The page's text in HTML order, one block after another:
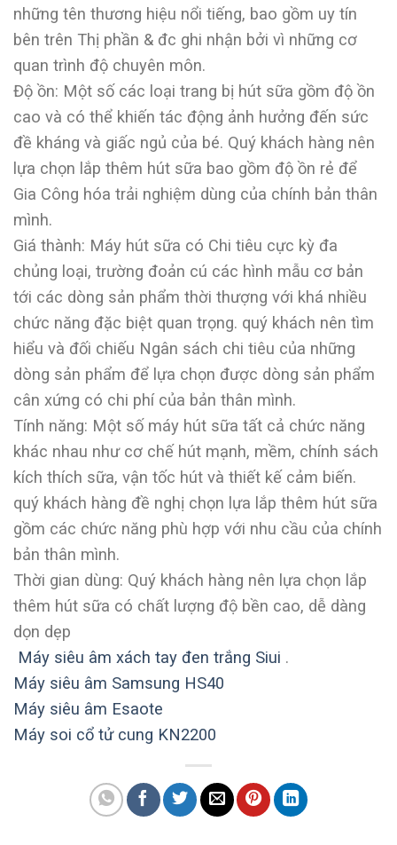
những tên thương hiệu nổi tiếng, bao gồm uy tín
bên trên Thị phần & đc ghi nhận bởi vì những cơ
quan trình độ chuyên môn.
Độ ồn: Một số các loại trang bị hút sữa gồm độ ồn
cao và có thể khiến tác động ảnh hưởng đến sức
đề kháng và giấc ngủ của bé. Quý khách hàng nên
lựa chọn lắp thêm hút sữa bao gồm độ ồn rẻ để
Gia Công hóa trải nghiệm dùng của chính bản thân
mình.
Giá thành: Máy hút sữa có Chi tiêu cực kỳ đa
chủng loại, trường đoản cú các hình mẫu cơ bản
tới các dòng sản phẩm thời thượng với khá nhiều
chức năng đặc biệt quan trọng. quý khách nên tìm
hiểu và đối chiếu Ngân sách chi tiêu của những
dòng sản phẩm để lựa chọn được dòng sản phẩm
cân xứng có chi phí của bản thân mình.
Tính năng: Một số máy hút sữa tất cả chức năng
khác nhau như cơ chế hút mạnh, mềm, chính sách
kích thích sữa, vận tốc hút và thiết kế cảm biến.
quý khách hàng đề nghị chọn lựa lắp thêm hút sữa
gồm các chức năng phù hợp với nhu cầu của chính
bản thân mình.
Thời gian dùng: Quý khách hàng nên lựa chọn lắp
thêm hút sữa có chất lượng độ bền cao, dễ dàng
dọn dẹp
Máy siêu âm xách tay đen trắng Siui .
Máy siêu âm Samsung HS40
Máy siêu âm Esaote
Máy soi cổ tử cung KN2200